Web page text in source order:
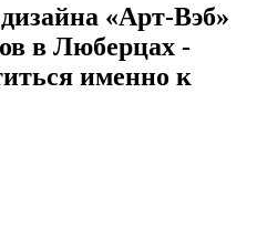
«Арт-Вэб»
в Люберцах -
именно к